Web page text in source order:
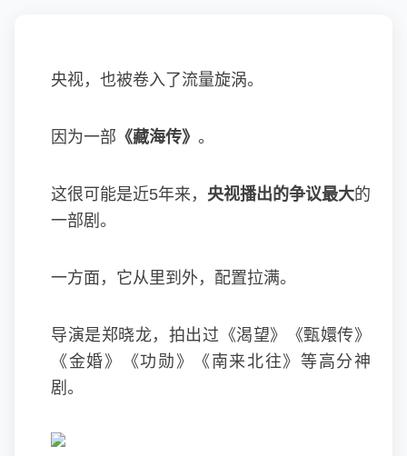
央视，也被卷入了流量旋涡。
因为一部 《藏海传》 。
这很可能是近5年来， 央视播出的争议最大的
一部剧。
一方面，它从里到外，配置拉满。
导演是郑晓龙，拍出过《渴望》《甄嬛传》
《金婚》《功勋》《南来北往》等高分神
剧。